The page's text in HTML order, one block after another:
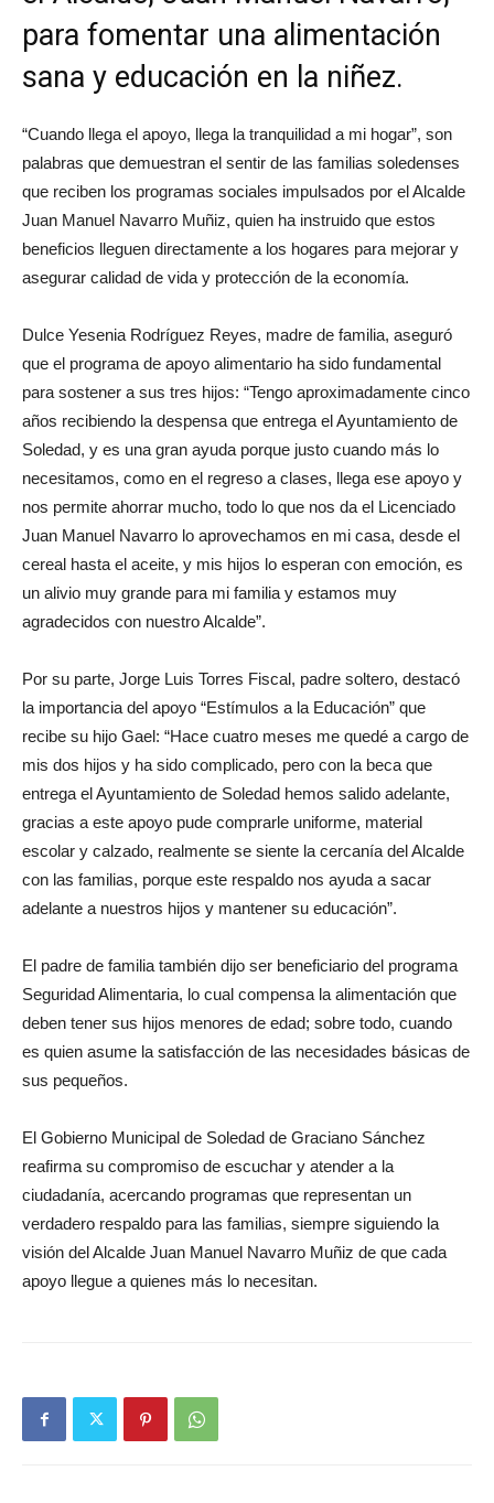
para fomentar una alimentación
sana y educación en la niñez.
“Cuando llega el apoyo, llega la tranquilidad a mi hogar”, son
palabras que demuestran el sentir de las familias soledenses
que reciben los programas sociales impulsados por el Alcalde
Juan Manuel Navarro Muñiz, quien ha instruido que estos
beneficios lleguen directamente a los hogares para mejorar y
asegurar calidad de vida y protección de la economía.
Dulce Yesenia Rodríguez Reyes, madre de familia, aseguró
que el programa de apoyo alimentario ha sido fundamental
para sostener a sus tres hijos: “Tengo aproximadamente cinco
años recibiendo la despensa que entrega el Ayuntamiento de
Soledad, y es una gran ayuda porque justo cuando más lo
necesitamos, como en el regreso a clases, llega ese apoyo y
nos permite ahorrar mucho, todo lo que nos da el Licenciado
Juan Manuel Navarro lo aprovechamos en mi casa, desde el
cereal hasta el aceite, y mis hijos lo esperan con emoción, es
un alivio muy grande para mi familia y estamos muy
agradecidos con nuestro Alcalde”.
Por su parte, Jorge Luis Torres Fiscal, padre soltero, destacó
la importancia del apoyo “Estímulos a la Educación” que
recibe su hijo Gael: “Hace cuatro meses me quedé a cargo de
mis dos hijos y ha sido complicado, pero con la beca que
entrega el Ayuntamiento de Soledad hemos salido adelante,
gracias a este apoyo pude comprarle uniforme, material
escolar y calzado, realmente se siente la cercanía del Alcalde
con las familias, porque este respaldo nos ayuda a sacar
adelante a nuestros hijos y mantener su educación”.
El padre de familia también dijo ser beneficiario del programa
Seguridad Alimentaria, lo cual compensa la alimentación que
deben tener sus hijos menores de edad; sobre todo, cuando
es quien asume la satisfacción de las necesidades básicas de
sus pequeños.
El Gobierno Municipal de Soledad de Graciano Sánchez
reafirma su compromiso de escuchar y atender a la
ciudadanía, acercando programas que representan un
verdadero respaldo para las familias, siempre siguiendo la
visión del Alcalde Juan Manuel Navarro Muñiz de que cada
apoyo llegue a quienes más lo necesitan.